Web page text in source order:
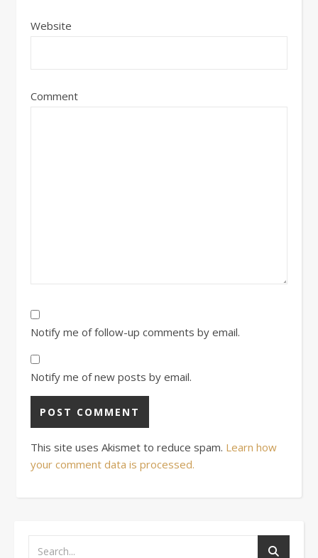
Website
Comment
Notify me of follow-up comments by email.
Notify me of new posts by email.
This site uses Akismet to reduce spam. Learn how
your comment data is processed.